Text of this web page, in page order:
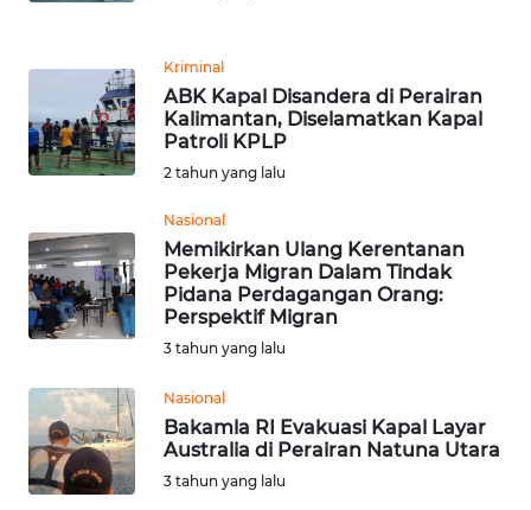
Kriminal
ABK Kapal Disandera di Perairan
Kalimantan, Diselamatkan Kapal
Patroli KPLP
2 tahun yang lalu
Nasional
Memikirkan Ulang Kerentanan
Pekerja Migran Dalam Tindak
Pidana Perdagangan Orang:
Perspektif Migran
3 tahun yang lalu
Nasional
Bakamla RI Evakuasi Kapal Layar
Australia di Perairan Natuna Utara
3 tahun yang lalu
WN
NTB
SULTENG
WN
SULBAR
WN
BABEL
WN
SUMBAR